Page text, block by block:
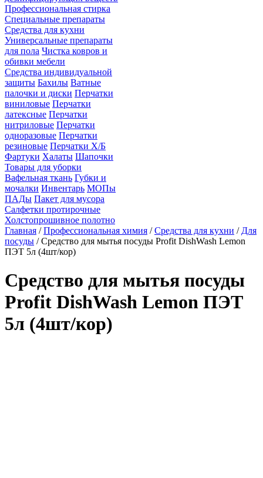
Профессиональная стирка
Специальные препараты
Средства для кухни
Универсальные препараты
для пола Чистка ковров и
обивки мебели
Средства индивидуальной
защиты Бахилы Ватные
палочки и диски Перчатки
виниловые Перчатки
латексные Перчатки
нитриловые Перчатки
одноразовые Перчатки
резиновые Перчатки Х/Б
Фартуки Халаты Шапочки
Товары для уборки
Вафельная ткань Губки и
мочалки Инвентарь МОПы
ПАДы Пакет для мусора
Салфетки протирочные
Холстопрошивное полотно
Главная /Профессиональная химия /Средства для кухни / Для
посуды / Средство для мытья посуды Profit DishWash Lemon
ПЭТ 5л (4шт/кор)
Средство для мытья посуды
Profit DishWash Lemon ПЭТ
5л (4шт/кор)